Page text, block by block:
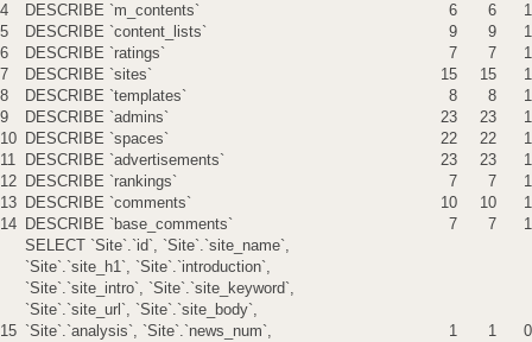
4
DESCRIBE `m_contents` 6 6
1
5
DESCRIBE `content_lists` 9 9
1
6
DESCRIBE `ratings` 7 7
1
7
DESCRIBE `sites` 15 15
1
8
DESCRIBE `templates` 8 8
1
9
DESCRIBE `admins` 23 23
1
10 DESCRIBE `spaces` 22 22
1
11
DESCRIBE `advertisements` 23 23
1
12 DESCRIBE `rankings` 7 7
1
13 DESCRIBE `comments` 10 10
1
14 DESCRIBE `base_comments` 7 7 1
15
SELECT `Site`.`id`, `Site`.`site_name`,
`Site`.`site_h1`, `Site`.`introduction`,
`Site`.`site_intro`, `Site`.`site_keyword`,
`Site`.`site_url`, `Site`.`site_body`,
`Site`.`analysis`, `Site`.`news_num`,
1 1 0